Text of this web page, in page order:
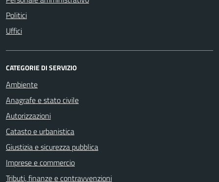
Politici
Uffici
CATEGORIE DI SERVIZIO
Ambiente
Anagrafe e stato civile
Autorizzazioni
Catasto e urbanistica
Giustizia e sicurezza pubblica
Imprese e commercio
Tributi, finanze e contravvenzioni